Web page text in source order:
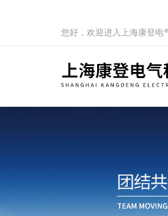
您好，欢迎进入上海康登电